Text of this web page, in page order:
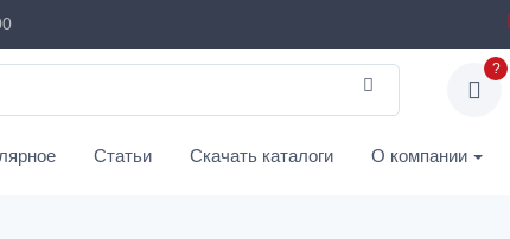
?
Статьи Скачать каталоги О компании